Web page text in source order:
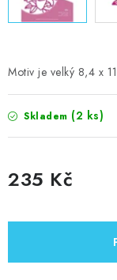
Motiv je velký 8,4 x
Skladem (2 ks)
235 Kč